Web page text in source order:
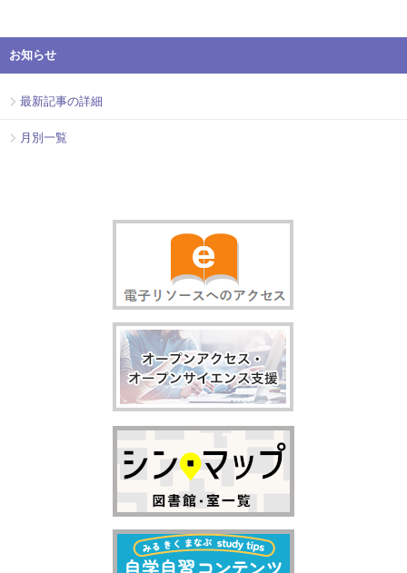
お知らせ
最新記事の詳細
月別一覧